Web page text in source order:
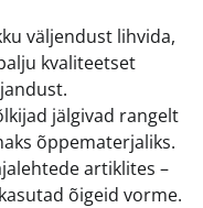
väljendust lihvida,
kvaliteetset
jälgivad rangelt
õppematerjaliks.
artiklites –
õigeid vorme.